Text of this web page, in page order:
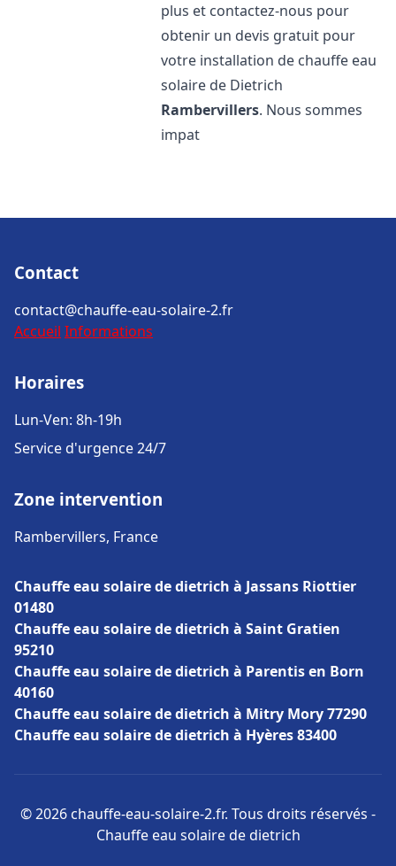
plus et contactez-nous pour
obtenir un devis gratuit pour
votre installation de chauffe eau
solaire de Dietrich
Rambervillers. Nous sommes
impat
Contact
contact@chauffe-eau-solaire-2.fr
Accueil Informations
Horaires
Lun-Ven: 8h-19h
Service d'urgence 24/7
Zone intervention
Rambervillers, France
Chauffe eau solaire de dietrich à Jassans Riottier
01480
Chauffe eau solaire de dietrich à Saint Gratien
95210
Chauffe eau solaire de dietrich à Parentis en Born
40160
Chauffe eau solaire de dietrich à Mitry Mory 77290
Chauffe eau solaire de dietrich à Hyères 83400
© 2026 chauffe-eau-solaire-2.fr. Tous droits réservés -
Chauffe eau solaire de dietrich